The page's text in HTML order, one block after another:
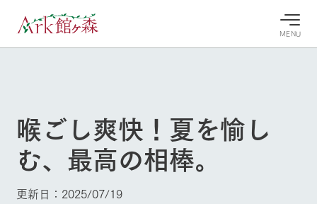
MENU
牧場へ行
く
よく見られている情報
今日の牧
案内
イベン
Ark館ヶ森について
喉ごし爽快！夏を愉し
む、最高の相棒。
更新日：2025/07/19